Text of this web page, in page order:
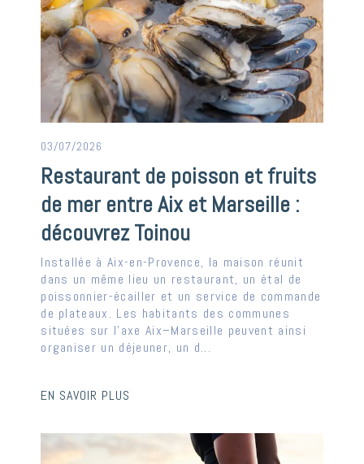
03/07/2026
Restaurant de poisson et fruits
de mer entre Aix et Marseille :
découvrez Toinou
Installée à Aix-en-Provence, la maison réunit
dans un même lieu un restaurant, un étal de
poissonnier-écailler et un service de commande
de plateaux. Les habitants des communes
situées sur l’axe Aix–Marseille peuvent ainsi
organiser un déjeuner, un d...
EN SAVOIR PLUS